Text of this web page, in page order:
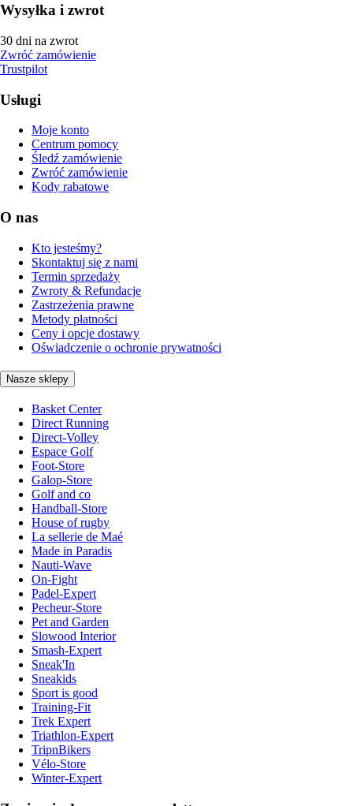
Wysyłka i zwrot
30 dni na zwrot
Zwróć zamówienie
Trustpilot
Usługi
Moje konto
Centrum pomocy
Śledź zamówienie
Zwróć zamówienie
Kody rabatowe
O nas
Kto jesteśmy?
Skontaktuj się z nami
Termin sprzedaży
Zwroty & Refundacje
Zastrzeżenia prawne
Metody płatności
Ceny i opcje dostawy
Oświadczenie o ochronie prywatności
Nasze sklepy
Basket Center
Direct Running
Direct-Volley
Espace Golf
Foot-Store
Galop-Store
Golf and co
Handball-Store
House of rugby
La sellerie de Maé
Made in Paradis
Nauti-Wave
On-Fight
Padel-Expert
Pecheur-Store
Pet and Garden
Slowood Interior
Smash-Expert
Sneak'In
Sneakids
Sport is good
Training-Fit
Trek Expert
Triathlon-Expert
TripnBikers
Vélo-Store
Winter-Expert